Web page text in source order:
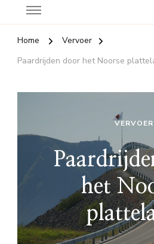
Home
Vervoer
Paardrijden door het Noorse
VERVOER
het